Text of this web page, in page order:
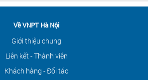
Về VNPT Hà Nội
Giới thiệu chung
Liên kết - Thành viên
Khách hàng - Đối tác